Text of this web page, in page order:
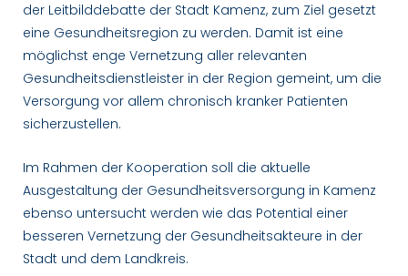
der Leitbilddebatte der Stadt Kamenz, zum Ziel gesetzt
eine Gesundheitsregion zu werden. Damit ist eine
möglichst enge Vernetzung aller relevanten
Gesundheitsdienstleister in der Region gemeint, um die
Versorgung vor allem chronisch kranker Patienten
sicherzustellen.
Im Rahmen der Kooperation soll die aktuelle
Ausgestaltung der Gesundheitsversorgung in Kamenz
ebenso untersucht werden wie das Potential einer
besseren Vernetzung der Gesundheitsakteure in der
Stadt und dem Landkreis.